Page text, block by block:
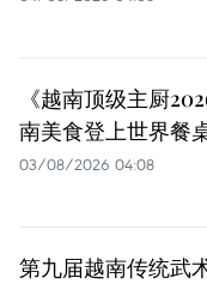
《越南顶级主厨
南美食登上世界餐
03/08/2026 04:08
第九届越南传统武